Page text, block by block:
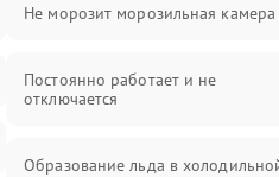
Не морозит морозильная камера
Постоянно работает и не
отключается
Образование льда в